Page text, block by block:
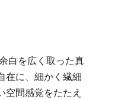
白を広く取った真
在に、細かく繊細
空間感覚をたたえ